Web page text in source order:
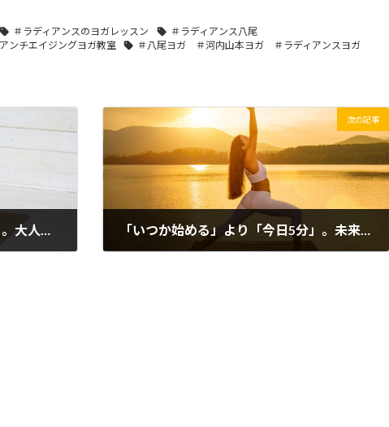
＃ラディアンスのヨガレッスン
＃ラディアンス八尾
ンチエイジングヨガ教室
＃八尾ヨガ ＃河内山本ヨガ ＃ラディアンスヨガ
次の記事
「いつか始める」より「今日5分」。未来の自分を守る小さな習慣